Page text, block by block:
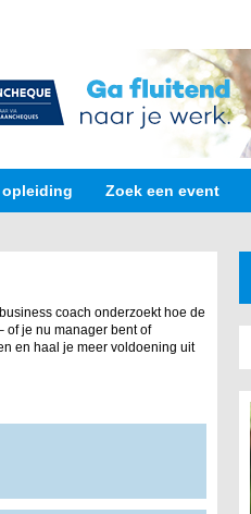
opleiding Zoek een event
coach onderzoekt hoe de
of je nu manager bent of
en haal je meer voldoening uit